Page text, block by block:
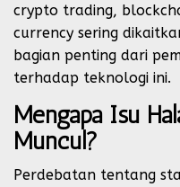
crypto trading,
currency sering
bagian penting dari
terhadap teknologi ini.
Mengapa Isu
Muncul?
Perdebatan tentang